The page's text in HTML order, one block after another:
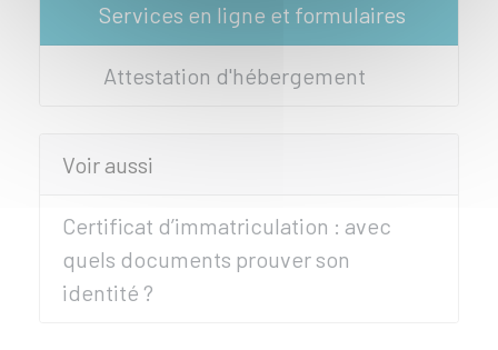
Services en ligne et formulaires
Attestation d'hébergement
Voir aussi
Certificat d’immatriculation : avec
quels documents prouver son
identité ?